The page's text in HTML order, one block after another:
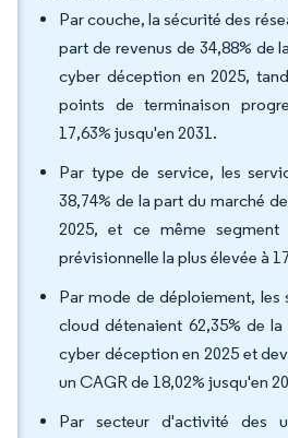
Par couche, la sécurité des
part de revenus de 34,88% de
cyber déception en 2025,
points de terminaison
17,63% jusqu'en 2031.
Par type de service, les
38,74% de la part du marché
2025, et ce même segment
prévisionnelle la plus élevée à
Par mode de déploiement, les
cloud détenaient 62,35% de
cyber déception en 2025 et
un CAGR de 18,02% jusqu'en
Par secteur d'activité des